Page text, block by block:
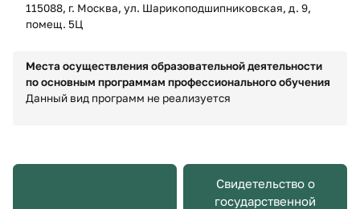
115088, г. Москва, ул. Шарикоподшипниковская, д. 9,
помещ. 5Ц
Места осуществления образовательной деятельности
по основным программам профессионального обучения
Данный вид программ не реализуется
Свидетельство о
государственной